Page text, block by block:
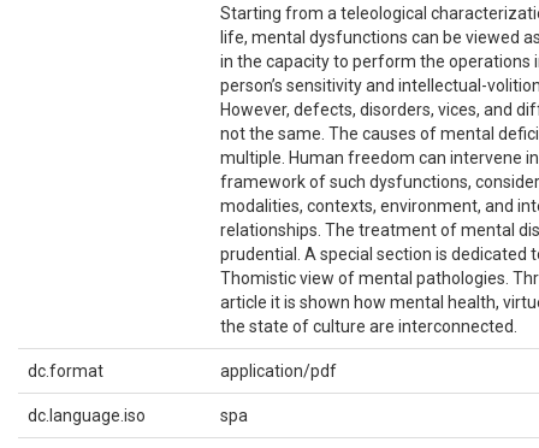
Starting from a teleological
life, mental dysfunctions can be viewed
in the capacity to perform the operations
person’s sensitivity and intellectual-
However, defects, disorders, vices, and
not the same. The causes of mental
multiple. Human freedom can intervene
framework of such dysfunctions,
modalities, contexts, environment, and
relationships. The treatment of mental
prudential. A special section is dedicated
Thomistic view of mental pathologies.
article it is shown how mental health,
the state of culture are interconnected.
dc.format application/pdf
dc.language.iso spa